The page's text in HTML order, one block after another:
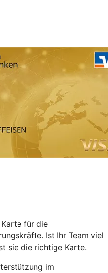
Karte für die
Ist Ihr Team viel
sie die richtige Karte.
im